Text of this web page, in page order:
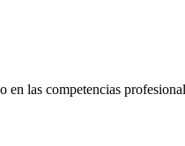
las competencias